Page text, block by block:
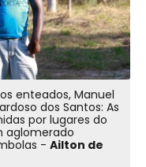
enteados, Manuel
dos Santos: As
por lugares do
aglomerado
- Ailton de